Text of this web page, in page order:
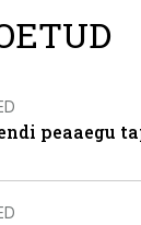
peaaegu